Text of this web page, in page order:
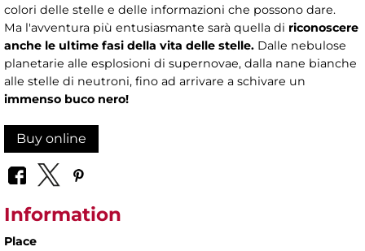
colori delle stelle e delle informazioni che possono dare.
Ma l'avventura più entusiasmante sarà quella di riconoscere
anche le ultime fasi della vita delle stelle. Dalle nebulose
planetarie alle esplosioni di supernovae, dalla nane bianche
alle stelle di neutroni, fino ad arrivare a schivare un
immenso buco nero!
Buy online
Information
Place